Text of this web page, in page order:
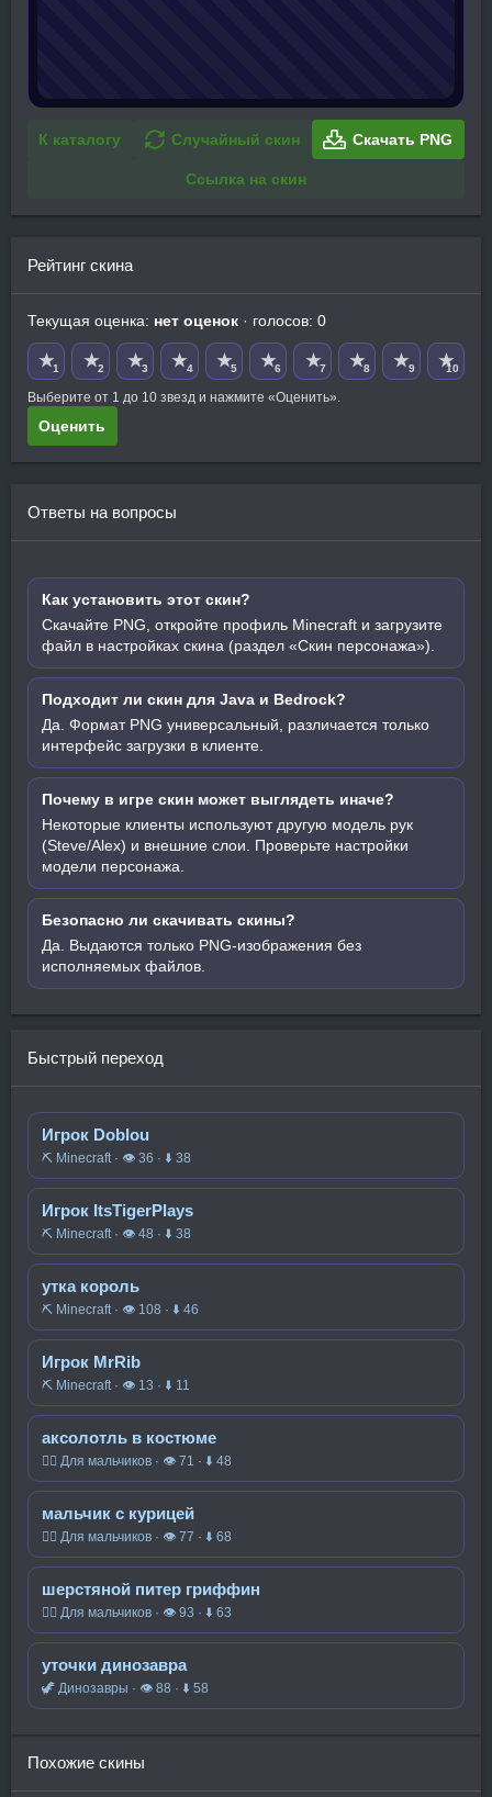
К каталогу Случайный скин Скачать PNG
Ссылка на скин
Рейтинг скина
Текущая оценка: нет оценок · голосов: 0
★1 ★2 ★3 ★4 ★5 ★6 ★7 ★8 ★9 ★10
Выберите от 1 до 10 звезд и нажмите «Оценить».
Оценить
Ответы на вопросы
Как установить этот скин?
Скачайте PNG, откройте профиль Minecraft и загрузите
файл в настройках скина (раздел «Скин персонажа»).
Подходит ли скин для Java и Bedrock?
Да. Формат PNG универсальный, различается только
интерфейс загрузки в клиенте.
Почему в игре скин может выглядеть иначе?
Некоторые клиенты используют другую модель рук
(Steve/Alex) и внешние слои. Проверьте настройки
модели персонажа.
Безопасно ли скачивать скины?
Да. Выдаются только PNG-изображения без
исполняемых файлов.
Быстрый переход
Игрок Doblou
⛏️ Minecraft · 👁 36 · ⬇ 38
Игрок ItsTigerPlays
⛏️ Minecraft · 👁 48 · ⬇ 38
утка король
⛏️ Minecraft · 👁 108 · ⬇ 46
Игрок MrRib
⛏️ Minecraft · 👁 13 · ⬇ 11
аксолотль в костюме
🧍‍♂️ Для мальчиков · 👁 71 · ⬇ 48
мальчик с курицей
🧍‍♂️ Для мальчиков · 👁 77 · ⬇ 68
шерстяной питер гриффин
🧍‍♂️ Для мальчиков · 👁 93 · ⬇ 63
уточки динозавра
🦖 Динозавры · 👁 88 · ⬇ 58
Похожие скины